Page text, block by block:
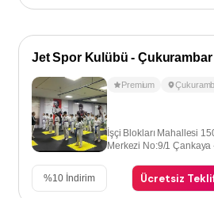
Jet Spor Kulübü - Çukurambar
Premium
İşçi Blokları Mahallesi
Merkezi No:9/1 Çankaya
%10 İndirim Ücretsiz